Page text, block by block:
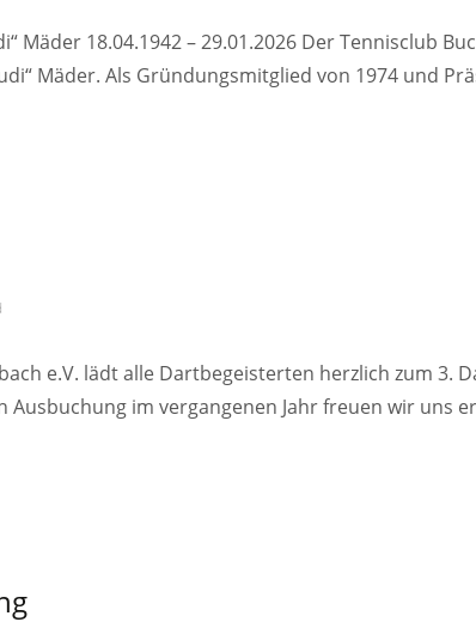
Mäder 18.04.1942 – 29.01.2026 Der Tennisclub
Mäder. Als Gründungsmitglied von 1974 und
e.V. lädt alle Dartbegeisterten herzlich zum 3.
Ausbuchung im vergangenen Jahr freuen wir uns